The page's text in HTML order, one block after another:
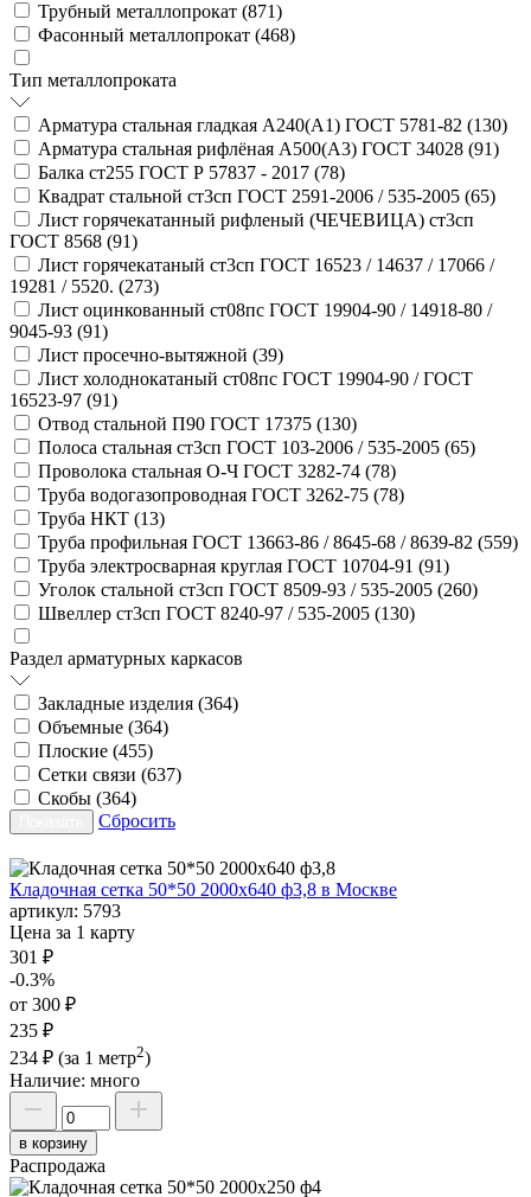
Трубный металлопрокат (871)
Фасонный металлопрокат (468)
Тип металлопроката
Арматура стальная гладкая А240(А1) ГОСТ 5781-82 (130)
Арматура стальная рифлёная А500(А3) ГОСТ 34028 (91)
Балка ст255 ГОСТ Р 57837 - 2017 (78)
Квадрат стальной ст3сп ГОСТ 2591-2006 / 535-2005 (65)
Лист горячекатанный рифленый (ЧЕЧЕВИЦА) ст3сп
ГОСТ 8568 (91)
Лист горячекатаный ст3сп ГОСТ 16523 / 14637 / 17066 /
19281 / 5520. (273)
Лист оцинкованный ст08пс ГОСТ 19904-90 / 14918-80 /
9045-93 (91)
Лист просечно-вытяжной (39)
Лист холоднокатаный ст08пс ГОСТ 19904-90 / ГОСТ
16523-97 (91)
Отвод стальной П90 ГОСТ 17375 (130)
Полоса стальная ст3сп ГОСТ 103-2006 / 535-2005 (65)
Проволока стальная О-Ч ГОСТ 3282-74 (78)
Труба водогазопроводная ГОСТ 3262-75 (78)
Труба НКТ (13)
Труба профильная ГОСТ 13663-86 / 8645-68 / 8639-82 (559)
Труба электросварная круглая ГОСТ 10704-91 (91)
Уголок стальной ст3сп ГОСТ 8509-93 / 535-2005 (260)
Швеллер ст3сп ГОСТ 8240-97 / 535-2005 (130)
Раздел арматурных каркасов
Закладные изделия (364)
Объемные (364)
Плоские (455)
Сетки связи (637)
Скобы (364)
Сбросить
Кладочная сетка 50*50 2000х640 ф3,8 в Москве
артикул: 5793
Цена за 1 карту
301 ₽
-0.3%
от 300 ₽
235 ₽
234 ₽ (за 1 метр2)
Наличие: много
в корзину
Распродажа